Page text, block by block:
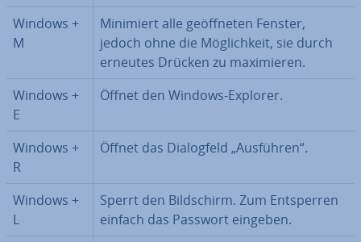
Windows +
M
Minimiert alle ge­öff­ne­ten Fenster,
jedoch ohne die Mög­lich­keit, sie durch
erneutes Drücken zu ma­xi­mie­ren.
Windows +
E
Öffnet den Windows-Explorer.
Windows +
R
Öffnet das Dia­log­feld „Ausführen“.
Windows +
L
Sperrt den Bild­schirm. Zum Ent­sper­ren
einfach das Passwort eingeben.